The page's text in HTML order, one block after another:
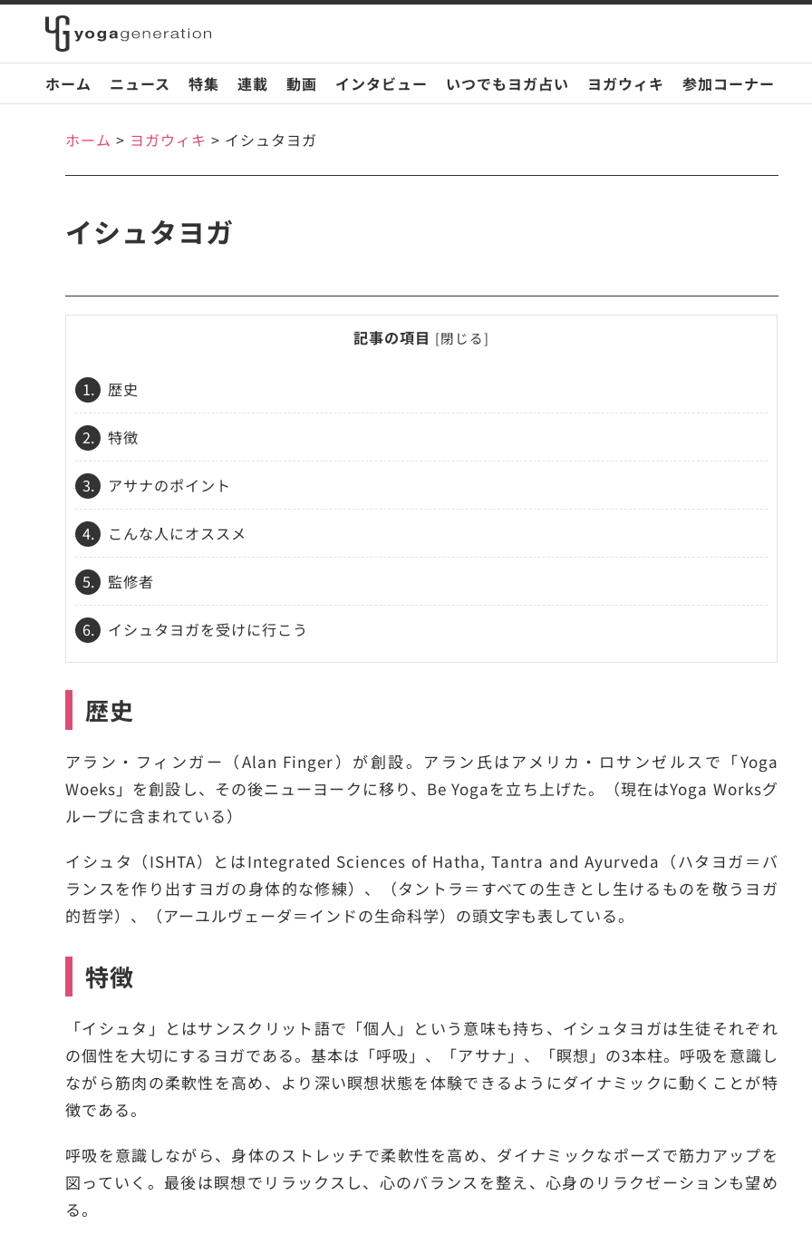
ホーム ニュース 特集 連載 動画 インタビュー いつでもヨガ占い ヨガウィキ 参加コーナー
ホーム > ヨガウィキ > イシュタヨガ
イシュタヨガ
記事の項目 [閉じる]
1. 歴史
2. 特徴
3. アサナのポイント
4. こんな人にオススメ
5. 監修者
6. イシュタヨガを受けに行こう
歴史
アラン・フィンガー（Alan Finger）が創設。アラン氏はアメリカ・ロサンゼルスで「Yoga
Woeks」を創設し、その後ニューヨークに移り、Be Yogaを立ち上げた。（現在はYoga Worksグ
ループに含まれている）
イシュタ（ISHTA）とはIntegrated Sciences of Hatha, Tantra and Ayurveda（ハタヨガ＝バ
ランスを作り出すヨガの身体的な修練）、（タントラ＝すべての生きとし生けるものを敬うヨガ
的哲学）、（アーユルヴェーダ＝インドの生命科学）の頭文字も表している。
特徴
「イシュタ」とはサンスクリット語で「個人」という意味も持ち、イシュタヨガは生徒それぞれ
の個性を大切にするヨガである。基本は「呼吸」、「アサナ」、「瞑想」の3本柱。呼吸を意識し
ながら筋肉の柔軟性を高め、より深い瞑想状態を体験できるようにダイナミックに動くことが特
徴である。
呼吸を意識しながら、身体のストレッチで柔軟性を高め、ダイナミックなポーズで筋力アップを
図っていく。最後は瞑想でリラックスし、心のバランスを整え、心身のリラクゼーションも望め
る。